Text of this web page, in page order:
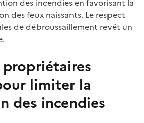
des feux naissants. Le respect
de débroussaillement revêt un
propriétaires
limiter la
des incendies